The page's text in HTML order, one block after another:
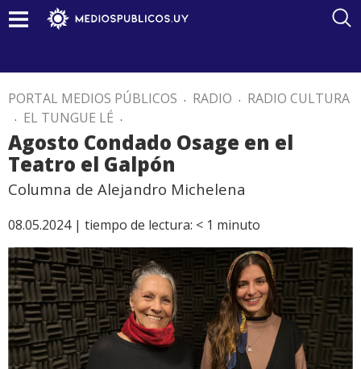
PORTAL MEDIOS PÚBLICOS . RADIO . RADIO CULTURA
. EL TUNGUE LÉ .
Agosto Condado Osage en el
Teatro el Galpón
Columna de Alejandro Michelena
08.05.2024 | tiempo de lectura: < 1 minuto